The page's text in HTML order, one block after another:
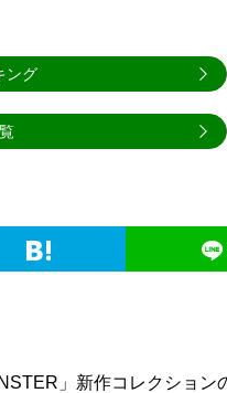
」新作コレクション
ング